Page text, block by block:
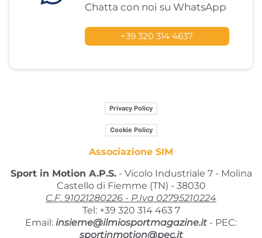
Chatta con noi su WhatsApp
+39 320 314 4637
Sport in Motion A.P.S.- Vicolo Industriale 7 - Molina
Castello di Fiemme (TN) - 38030
C.F. 91021280226 - P.Iva 02795210224
Tel: +39 320 314 463 7
Email: insieme@ilmiosportmagazine.it - PEC:
sportinmotion@pec.it
Privacy Policy
Cookie Policy
Associazione SIM